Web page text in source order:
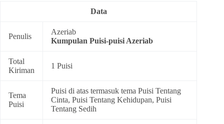
Data
Penulis
Azeriab
Kumpulan Puisi-puisi Azeriab
Total
Kiriman
1 Puisi
Tema
Puisi
Puisi di atas termasuk tema Puisi Tentang
Cinta, Puisi Tentang Kehidupan, Puisi
Tentang Sedih